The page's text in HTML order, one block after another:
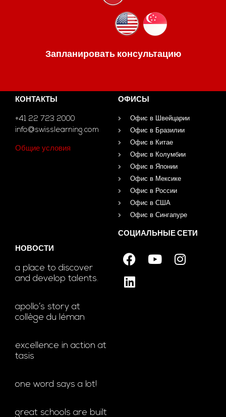
Запланировать консультацию
КОНТАКТЫ
+41 22 723 2000
info@swisslearning.com
Общие условия
ОФИСЫ
Офис в Швейцарии
Офис в Бразилии
Офис в Китае
Офис в Колумбии
Офис в Японии
Офис в Мексике
Офис в России
Офис в США
Офис в Сингапуре
НОВОСТИ
a place to discover
and develop talents.
apollo’s story at
collège du léman
excellence in action at
tasis
one word says a lot!
great schools are built
СОЦИАЛЬНЫЕ СЕТИ